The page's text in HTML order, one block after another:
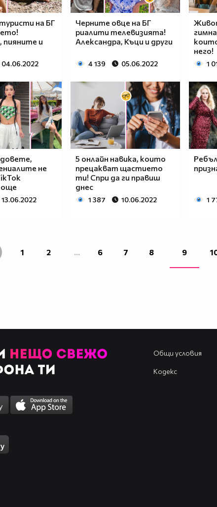
на БГ
пияните и
04.06.2022
Черните овце на БГ
риалити телевизията!
Александра, Къци и други
4 139 05.06.2022
него!
1
не
13.06.2022
5 онлайн навика, които
прецакват щастието
ти! Спри да ги правиш
днес
1 387 10.06.2022 1
1 2 ... 6 7 8 9
Общи условия
Кодекс